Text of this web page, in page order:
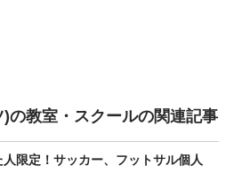
の教室・スクールの関連記事
限定！サッカー、フットサル個人